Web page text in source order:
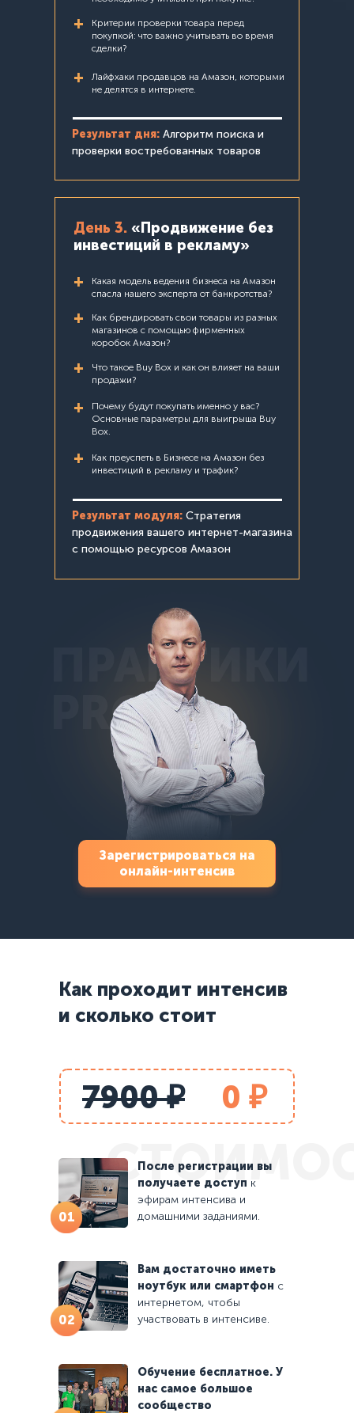
Результат дня: Алгоритм поиска и
проверки востребованных товаров
Критерии проверки товара перед
покупкой: что важно учитывать во время
сделки?
+
Лайфхаки продавцов на Амазон, которыми
не делятся в интернете.
+
День 3. «Продвижение без
инвестиций в рекламу»
Какая модель ведения бизнеса на Амазон
спасла нашего эксперта от банкротства?
Как брендировать свои тoвapы из разных
магазинов с помощью фирменных
коробок Амазон?
Что такое Buy Box и как он влияет на ваши
продажи?
Почему будут покупать именно у вас?
Основные параметры для выигрыша Buy
Box.
Как преуспеть в Бизнесе на Амазон без
инвестиций в рекламу и трафик?
+
+
+
+
+
Результат модуля: Стратегия
продвижения вашего интернет-магазина
с помощью ресурсов Амазон
ПРАКТИКИ
PRO
Зарегистрироваться на
онлайн-интенсив
Как проходит интенсив
и сколько стоит
7900 ₽ 0 ₽
После регистрации вы
получаете доступ к
эфирам интенсива и
домашними заданиями.
01
Вам достаточно иметь
ноутбук или смартфон с
интернетом, чтобы
участвовать в интенсиве.
02
Обучение бесплатное. У
нас самое большое
сообщество